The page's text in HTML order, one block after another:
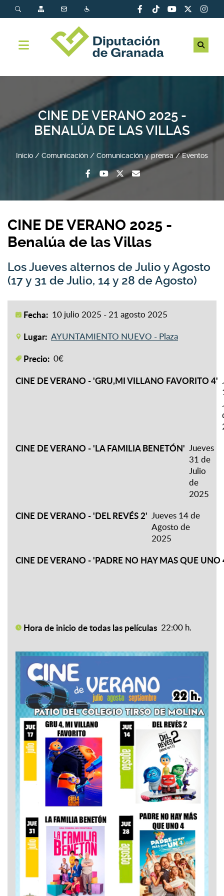
CINE DE VERANO 2025 -
BENALÚA DE LAS VILLAS
Inicio Comunicación Comunicación y prensa Eventos
CINE DE VERANO 2025 -
Benalúa de las Villas
Los Jueves alternos de Julio y Agosto
(17 y 31 de Julio, 14 y 28 de Agosto)
Fecha: 10 julio 2025 - 21 agosto 2025
Lugar: AYUNTAMIENTO NUEVO - Plaza
Precio: 0€
CINE DE VERANO - 'GRU,MI VILLANO FAVORITO 4'
CINE DE VERANO - 'LA FAMILIA BENETÓN' Jueves
31 de
Julio
de
2025
CINE DE VERANO - 'DEL REVÉS 2' Jueves 14 de
Agosto de
2025
CINE DE VERANO - 'PADRE NO HAY MAS QUE UNO
Hora de inicio de todas las películas 22:00 h.